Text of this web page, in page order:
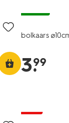
bolkaars
3.
99